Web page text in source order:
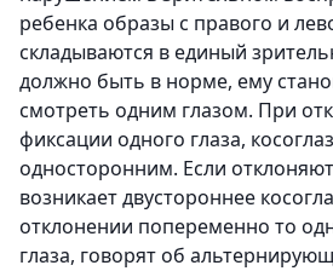
ребенка образы с правого и
складываются в единый
должно быть в норме, ему
смотреть одним глазом. При
фиксации одного глаза,
односторонним. Если
возникает двустороннее
отклонении попеременно то
глаза, говорят об